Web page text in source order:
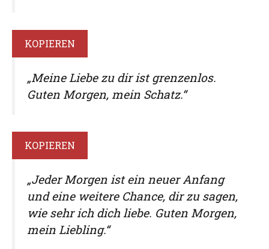
KOPIEREN
„Meine Liebe zu dir ist grenzenlos.
Guten Morgen, mein Schatz.“
KOPIEREN
„Jeder Morgen ist ein neuer Anfang
und eine weitere Chance, dir zu sagen,
wie sehr ich dich liebe. Guten Morgen,
mein Liebling.“